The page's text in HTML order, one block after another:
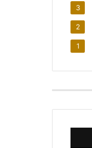
3
2
1